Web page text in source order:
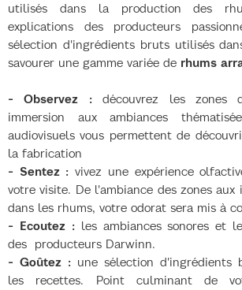
utilisés dans la production des
explications des producteurs
sélection d'ingrédients bruts utilisés
savourer une gamme variée de rhums
- Observez :découvrez les zones
immersion aux ambiances
audiovisuels vous permettent de
la fabrication
- Sentez :vivez une expérience
votre visite. De l'ambiance des zones
dans les rhums, votre odorat sera mis à
- Ecoutez :les ambiances sonores et
des producteurs Darwinn.
- Goûtez : une sélection d'ingrédients
les recettes. Point culminant de